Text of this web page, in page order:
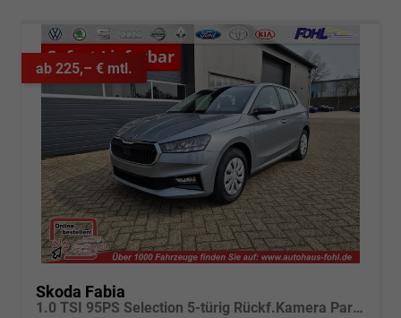
ab 225,– € mtl.
Skoda Fabia
1.0 TSI 95PS Selection 5-türig Rückf.Kamera Parksensoren Sitzheizung Multifunktionslenkrad Klima Skoda-Radio Bluetooth Touchscreen Tempomat Nebelsch. Apple CarPlay + Android Auto